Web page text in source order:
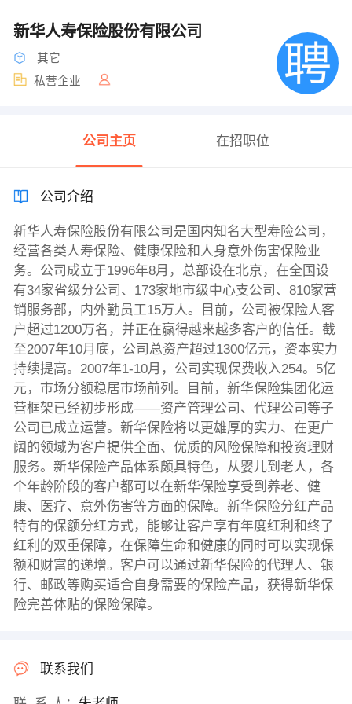
新华人寿保险股份有限公司
其它
私营企业
公司主页 在招职位
公司介绍
新华人寿保险股份有限公司是国内知名大型寿险公司，
经营各类人寿保险、健康保险和人身意外伤害保险业
务。公司成立于1996年8月，总部设在北京，在全国设
有34家省级分公司、173家地市级中心支公司、810家营
销服务部，内外勤员工15万人。目前，公司被保险人客
户超过1200万名，并正在赢得越来越多客户的信任。截
至2007年10月底，公司总资产超过1300亿元，资本实力
持续提高。2007年1-10月，公司实现保费收入254。5亿
元，市场分额稳居市场前列。目前，新华保险集团化运
营框架已经初步形成——资产管理公司、代理公司等子
公司已成立运营。新华保险将以更雄厚的实力、在更广
阔的领域为客户提供全面、优质的风险保障和投资理财
服务。新华保险产品体系颇具特色，从婴儿到老人，各
个年龄阶段的客户都可以在新华保险享受到养老、健
康、医疗、意外伤害等方面的保障。新华保险分红产品
特有的保额分红方式，能够让客户享有年度红利和终了
红利的双重保障，在保障生命和健康的同时可以实现保
额和财富的递增。客户可以通过新华保险的代理人、银
行、邮政等购买适合自身需要的保险产品，获得新华保
险完善体贴的保险保障。
联系我们